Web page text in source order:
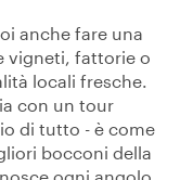
anche fare una
vigneti, fattorie o
locali fresche.
con un tour
di tutto - è come
bocconi della